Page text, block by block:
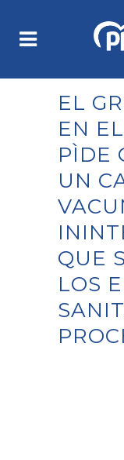
EL
EN
PÌDE
UN
QUE
LOS